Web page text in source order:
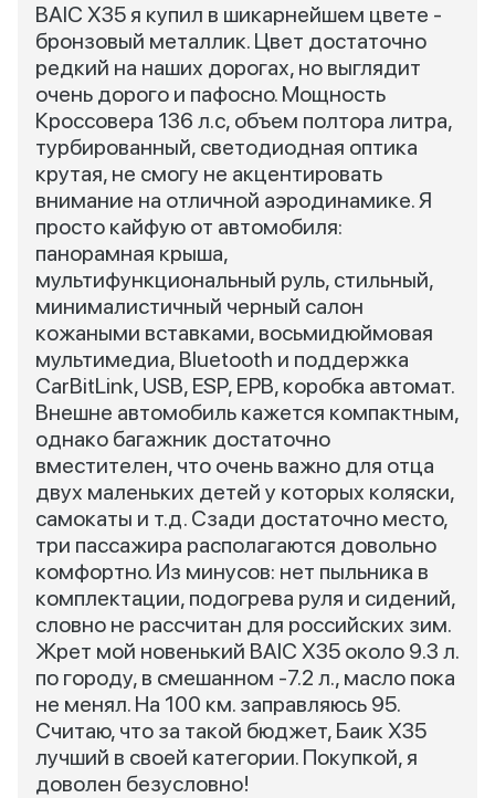
BAIC X35 я купил в шикарнейшем цвете -
бронзовый металлик. Цвет достаточно
редкий на наших дорогах, но выглядит
очень дорого и пафосно. Мощность
Кроссовера 136 л.c, объем полтора литра,
турбированный, светодиодная оптика
крутая, не смогу не акцентировать
внимание на отличной аэродинамике. Я
просто кайфую от автомобиля:
панорамная крыша,
мультифункциональный руль, стильный,
минималистичный черный салон
кожаными вставками, восьмидюймовая
мультимедиа, Bluetooth и поддержка
CarBitLink, USB, ESP, ЕРВ, коробка автомат.
Внешне автомобиль кажется компактным,
однако багажник достаточно
вместителен, что очень важно для отца
двух маленьких детей у которых коляски,
самокаты и т.д. Сзади достаточно место,
три пассажира располагаются довольно
комфортно. Из минусов: нет пыльника в
комплектации, подогрева руля и сидений,
словно не рассчитан для российских зим.
Жрет мой новенький BAIC X35 около 9.3 л.
по городу, в смешанном -7.2 л., масло пока
не менял. На 100 км. заправляюсь 95.
Считаю, что за такой бюджет, Баик Х35
лучший в своей категории. Покупкой, я
доволен безусловно!